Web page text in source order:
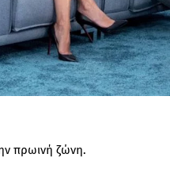
πρωινή ζώνη.